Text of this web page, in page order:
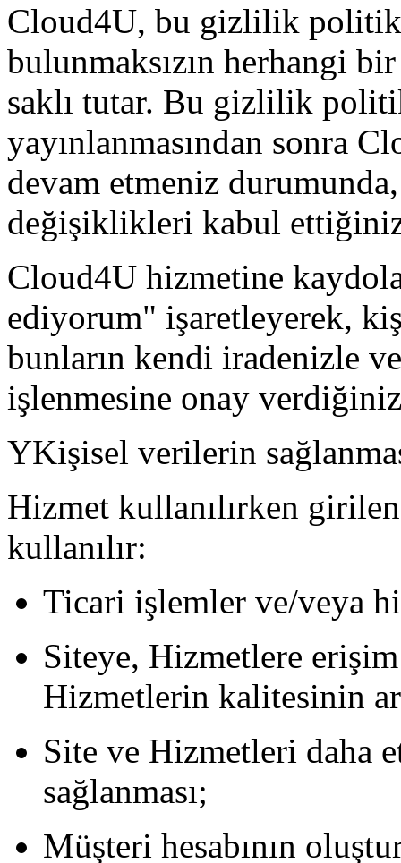
Cloud4U, bu gizlilik
bulunmaksızın herhangi
saklı tutar. Bu gizlilik
yayınlanmasından sonra
devam etmeniz
değişiklikleri kabul ettiğiniz
Cloud4U hizmetine
ediyorum" işaretleyerek,
bunların kendi iradenizle
işlenmesine onay
YKişisel verilerin
Hizmet kullanılırken
kullanılır:
Ticari işlemler ve/veya
Siteye, Hizmetlere
Hizmetlerin kalitesinin
Site ve Hizmetleri
sağlanması;
Müşteri hesabının